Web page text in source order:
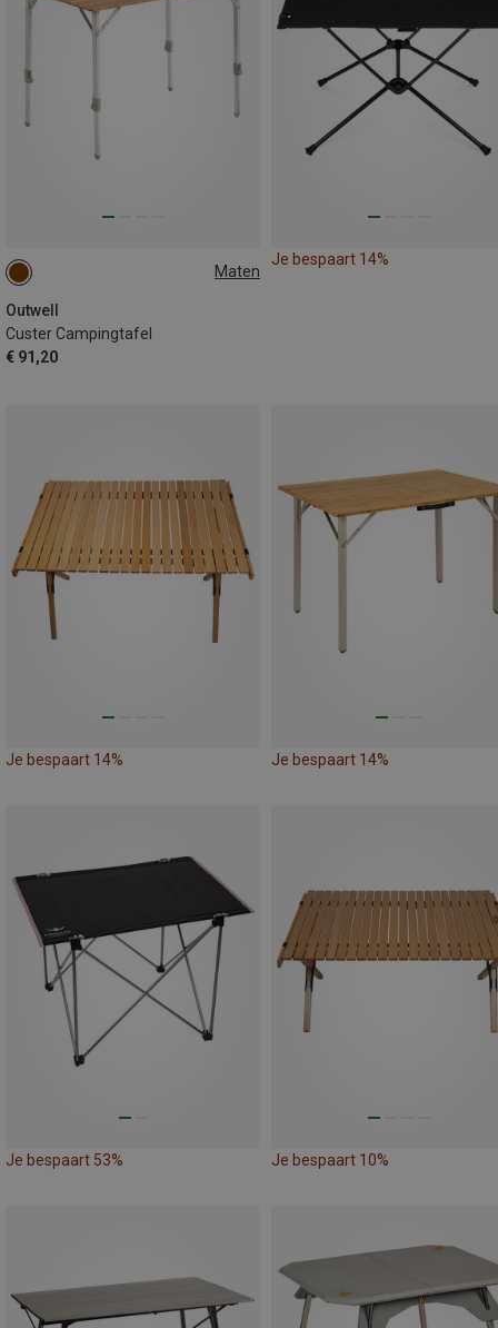
Maten
Outwell
Custer Campingtafel
€ 91,20
S
Je bespaart 14%
Je bespaart 14% Je bespaart 14%
Je bespaart 53% Je bespaart 10%